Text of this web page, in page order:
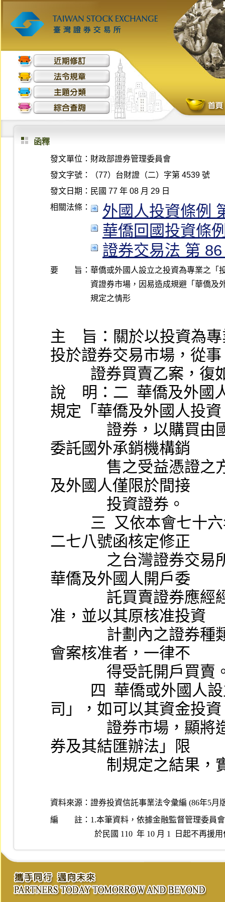
函釋
發文單位： 財政部證券管理委員會
發文字號：
（77）台財證（二）字第 4539 號
發文日期： 民國 77 年 08 月 29 日
相關法條：
外國人投資條例
華僑回國投資條
證券交易法 第
要 旨： 華僑或外國人設立之投資為專業之「
資證券市場，因易造成規避「華僑及
規定之情形
主    旨：關於以投資為
投於證券交易市場，從事
證券買賣乙案
說    明：二  華僑及外國
規定「華僑及外國人投資
委託國外承銷機構銷
及外國人僅限於間接
              投資證券。
二七八號函核定修正
華僑及外國人開戶委
准，並以其原核准投資
會案核准者，一律不
得受託開戶買
司」，如可以其資金投資
券及其結匯辦法」限
制規定之
資料來源： 證券投資信託事業法令彙編 (86年5月
編 註： 1.本筆資料，依據金融監督管理委員
於民國 110  年 10 月 1  日起不再